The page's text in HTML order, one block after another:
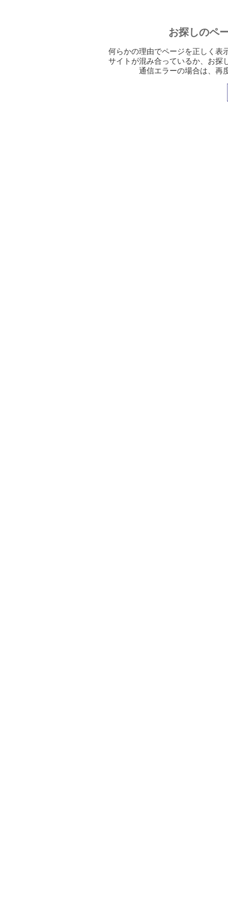
お探しのペ
何らかの理由でページを正しく表
サイトが混み合っているか、お探
通信エラーの場合は、再